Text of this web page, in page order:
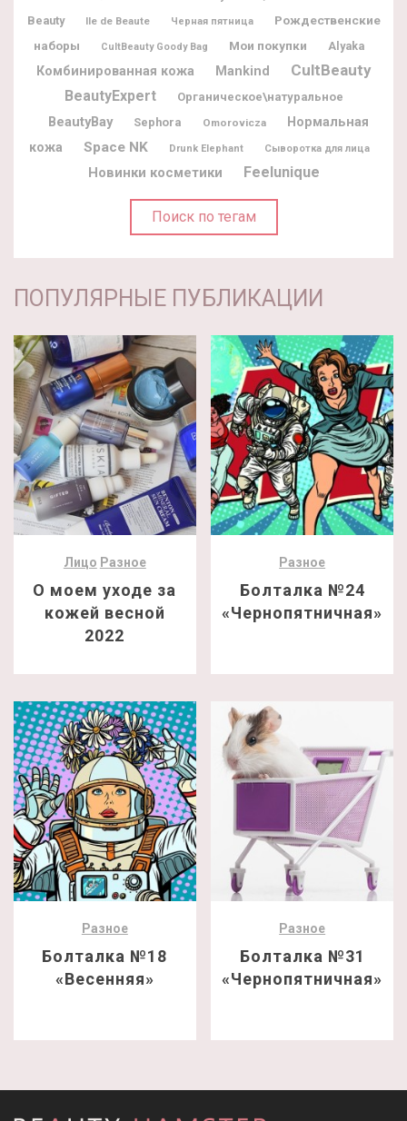
Beauty
Ile de Beaute Черная пятница
Рождественские
наборы
CultBeauty Goody Bag Мои покупки Alyaka
Комбинированная кожа Mankind CultBeauty
BeautyExpert Органическое\натуральное
BeautyBay Sephora Omorovicza
Нормальная
кожа
Space NK Drunk Elephant Сыворотка для лица
Новинки косметики Feelunique
Поиск по тегам
ПОПУЛЯРНЫЕ ПУБЛИКАЦИИ
Лицо Разное
О моем уходе за
кожей весной
2022
Разное
Болталка №24
«Чернопятничная»
Разное
Болталка №18
«Весенняя»
Разное
Болталка №31
«Чернопятничная»